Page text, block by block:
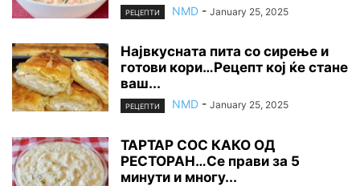
РЕЦЕПТИ NMD - January 25, 2025
Највкусната пита со сирење и
готови кори…Рецепт кој ќе стане
ваш...
РЕЦЕПТИ NMD - January 25, 2025
ТАРТАР СОС КАКО ОД
РЕСТОРАН…Се прави за 5
минути и многу...